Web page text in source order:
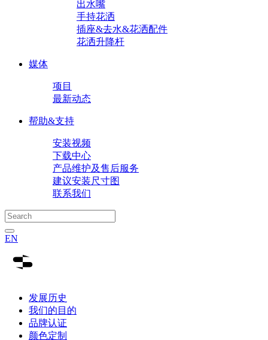
出水嘴
手持花洒
插座&去水&花洒配件
花洒升降杆
媒体
项目
最新动态
帮助&支持
安装视频
下载中心
产品维护及售后服务
建议安装尺寸图
联系我们
EN
发展历史
我们的目的
品牌认证
颜色定制